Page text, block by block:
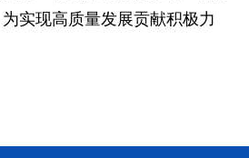
实现高质量发展贡献积极力